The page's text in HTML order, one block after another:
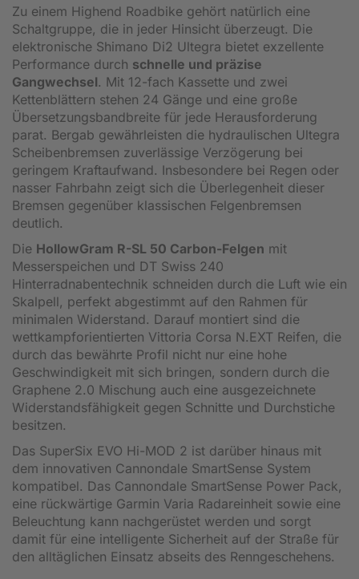
Zu einem Highend Roadbike gehört natürlich eine
Schaltgruppe, die in jeder Hinsicht überzeugt. Die
elektronische Shimano Di2 Ultegra bietet exzellente
Performance durch schnelle und präzise
Gangwechsel. Mit 12-fach Kassette und zwei
Kettenblättern stehen 24 Gänge und eine große
Übersetzungsbandbreite für jede Herausforderung
parat. Bergab gewährleisten die hydraulischen Ultegra
Scheibenbremsen zuverlässige Verzögerung bei
geringem Kraftaufwand. Insbesondere bei Regen oder
nasser Fahrbahn zeigt sich die Überlegenheit dieser
Bremsen gegenüber klassischen Felgenbremsen
deutlich.
Die HollowGram R-SL 50 Carbon-Felgen mit
Messerspeichen und DT Swiss 240
Hinterradnabentechnik schneiden durch die Luft wie ein
Skalpell, perfekt abgestimmt auf den Rahmen für
minimalen Widerstand. Darauf montiert sind die
wettkampforientierten Vittoria Corsa N.EXT Reifen, die
durch das bewährte Profil nicht nur eine hohe
Geschwindigkeit mit sich bringen, sondern durch die
Graphene 2.0 Mischung auch eine ausgezeichnete
Widerstandsfähigkeit gegen Schnitte und Durchstiche
besitzen.
Das SuperSix EVO Hi-MOD 2 ist darüber hinaus mit
dem innovativen Cannondale SmartSense System
kompatibel. Das Cannondale SmartSense Power Pack,
eine rückwärtige Garmin Varia Radareinheit sowie eine
Beleuchtung kann nachgerüstet werden und sorgt
damit für eine intelligente Sicherheit auf der Straße für
den alltäglichen Einsatz abseits des Renngeschehens.